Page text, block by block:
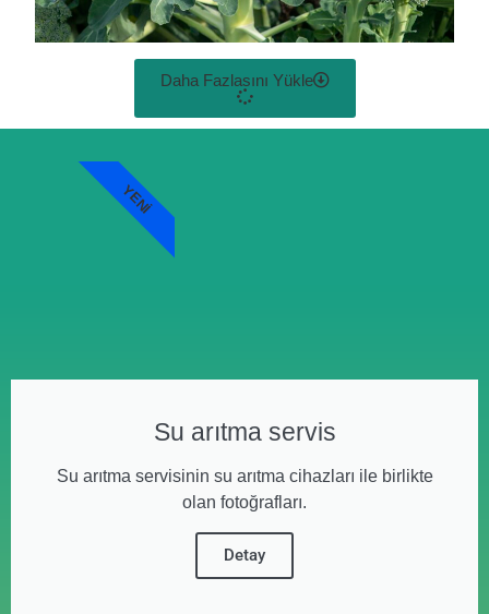
Daha Fazlasını Yükle
Su arıtma servis
Su arıtma servisinin su arıtma cihazları ile birlikte
olan fotoğrafları.
Detay
YENI